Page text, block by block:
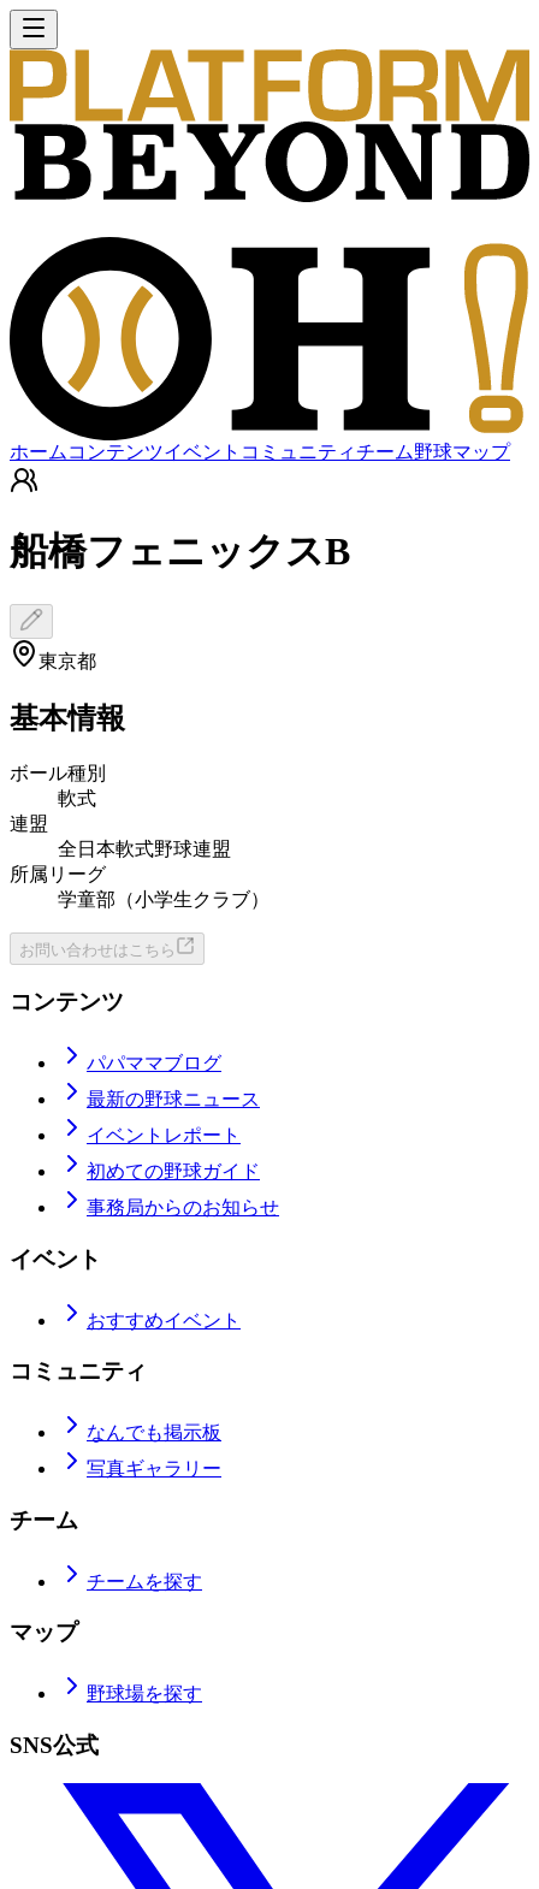
ホーム コンテンツイベント コミュニティチーム野球マップ
船橋フェニックスB
東京都
基本情報
ボール種別
軟式
連盟
全日本軟式野球連盟
所属リーグ
学童部（小学生クラブ）
お問い合わせはこちら
コンテンツ
パパママブログ
最新の野球ニュース
イベントレポート
初めての野球ガイド
事務局からのお知らせ
イベント
おすすめイベント
コミュニティ
なんでも掲示板
写真ギャラリー
チーム
チームを探す
マップ
野球場を探す
SNS公式